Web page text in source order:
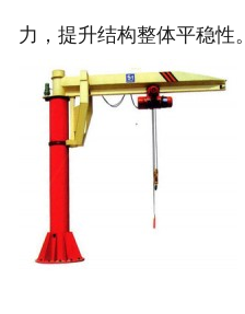
力，提升结构整体平稳性。